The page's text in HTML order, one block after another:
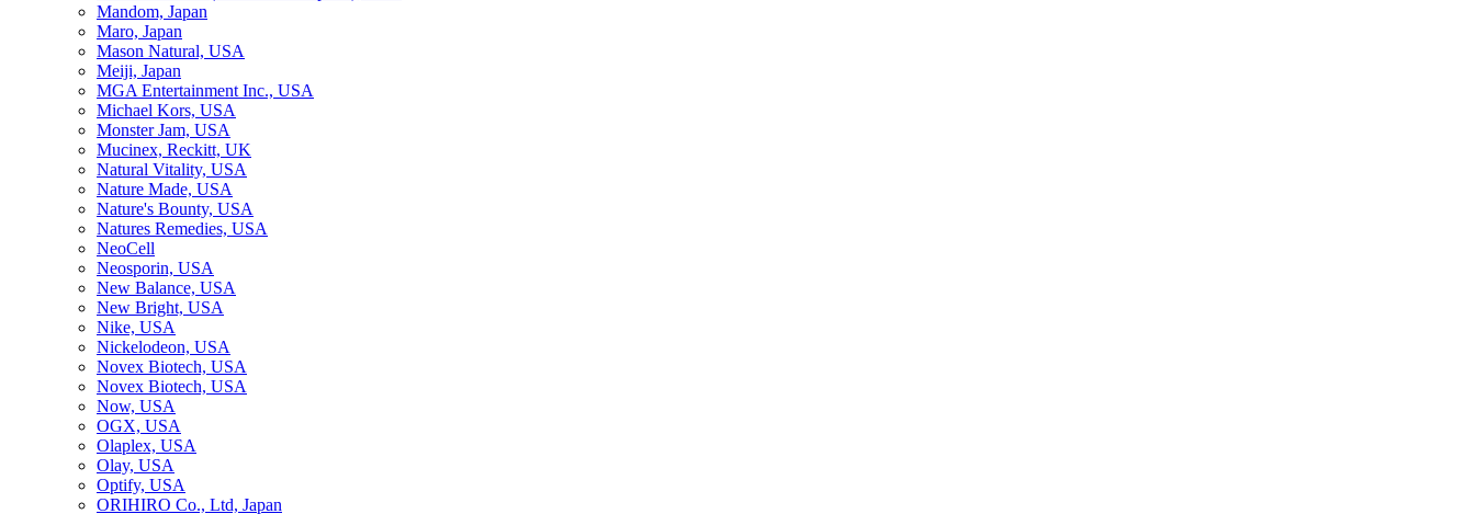
Mandom, Japan
Maro, Japan
Mason Natural, USA
Meiji, Japan
MGA Entertainment Inc., USA
Michael Kors, USA
Monster Jam, USA
Mucinex, Reckitt, UK
Natural Vitality, USA
Nature Made, USA
Nature's Bounty, USA
Natures Remedies, USA
NeoCell
Neosporin, USA
New Balance, USA
New Bright, USA
Nike, USA
Niсkelodeon, USA
Novex Biotech, USA
Novex Biotech, USA
Now, USA
OGX, USA
Olaplex, USA
Olay, USA
Optify, USA
ORIHIRO Co., Ltd, Japan